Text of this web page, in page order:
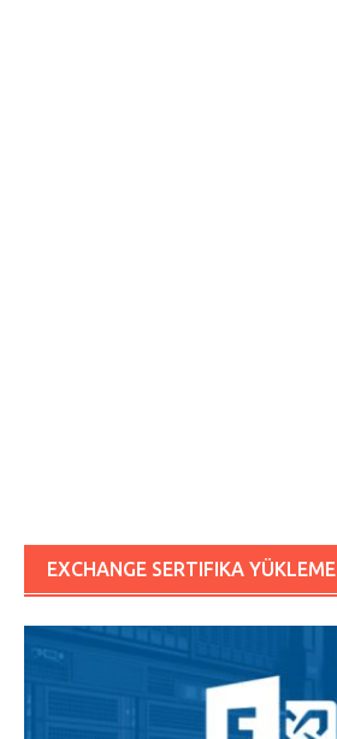
EXCHANGE SERTIFIKA YÜKLEME